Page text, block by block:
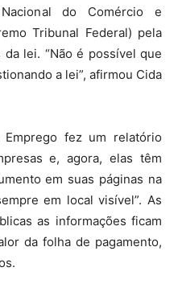
do Comércio e
Tribunal Federal) pela
lei. “Não é possível que
a lei”, afirmou Cida
fez um relatório
e, agora, elas têm
em suas páginas na
em local visível”. As
as informações ficam
da folha de pagamento,